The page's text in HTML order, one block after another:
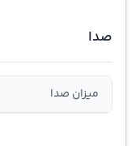
صدا
میزان صدا